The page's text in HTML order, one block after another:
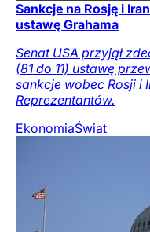
Sankcje na Rosję i
ustawę Grahama
Senat USA przyjął
(81 do 11) ustawę
sankcje wobec Rosji i
Reprezentantów.
EkonomiaŚwiat